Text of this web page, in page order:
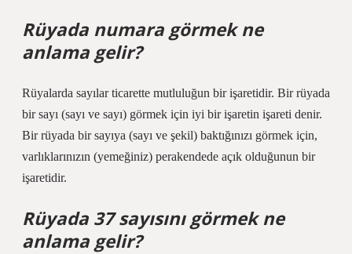
Rüyada numara görmek ne
anlama gelir?
Rüyalarda sayılar ticarette mutluluğun bir işaretidir. Bir rüyada
bir sayı (sayı ve sayı) görmek için iyi bir işaretin işareti denir.
Bir rüyada bir sayıya (sayı ve şekil) baktığınızı görmek için,
varlıklarınızın (yemeğiniz) perakendede açık olduğunun bir
işaretidir.
Rüyada 37 sayısını görmek ne
anlama gelir?